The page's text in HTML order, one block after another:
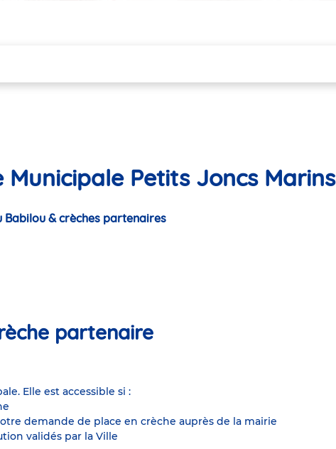
Petits Joncs Marins
& crèches partenaires
partenaire
Elle est accessible si :
demande de place en crèche auprès de la mairie
validés par la Ville